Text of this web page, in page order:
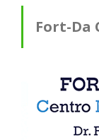
Fort-Da